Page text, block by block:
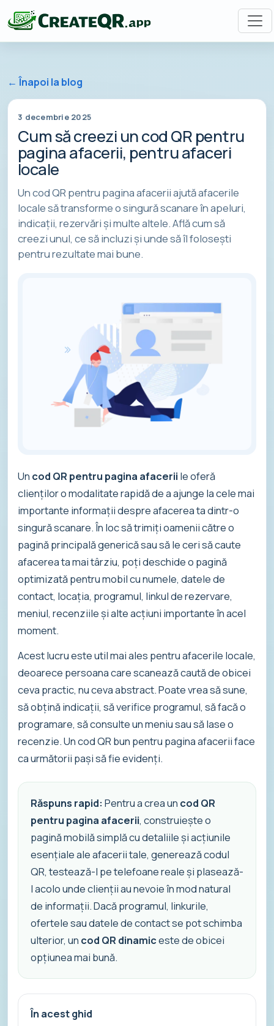
← Înapoi la blog
3 decembrie 2025
Cum să creezi un cod QR pentru
pagina afacerii, pentru afaceri
locale
Un cod QR pentru pagina afacerii ajută afacerile
locale să transforme o singură scanare în apeluri,
indicații, rezervări și multe altele. Află cum să
creezi unul, ce să incluzi și unde să îl folosești
pentru rezultate mai bune.
Un cod QR pentru pagina afacerii le oferă
clienților o modalitate rapidă de a ajunge la cele mai
importante informații despre afacerea ta dintr-o
singură scanare. În loc să trimiți oamenii către o
pagină principală generică sau să le ceri să caute
afacerea ta mai târziu, poți deschide o pagină
optimizată pentru mobil cu numele, datele de
contact, locația, programul, linkul de rezervare,
meniul, recenziile și alte acțiuni importante în acel
moment.
Acest lucru este util mai ales pentru afacerile locale,
deoarece persoana care scanează caută de obicei
ceva practic, nu ceva abstract. Poate vrea să sune,
să obțină indicații, să verifice programul, să facă o
programare, să consulte un meniu sau să lase o
recenzie. Un cod QR bun pentru pagina afacerii face
ca următorii pași să fie evidenți.
Răspuns rapid: Pentru a crea un cod QR
pentru pagina afacerii, construiește o
pagină mobilă simplă cu detaliile și acțiunile
esențiale ale afacerii tale, generează codul
QR, testează-l pe telefoane reale și plasează-
l acolo unde clienții au nevoie în mod natural
de informații. Dacă programul, linkurile,
ofertele sau datele de contact se pot schimba
ulterior, un cod QR dinamiceste de obicei
opțiunea mai bună.
În acest ghid